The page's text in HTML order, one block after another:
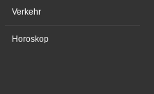
Verkehr
Horoskop